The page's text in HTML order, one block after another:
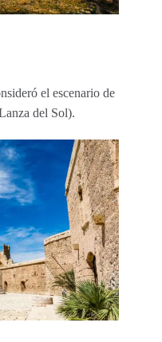
el escenario de
del Sol).